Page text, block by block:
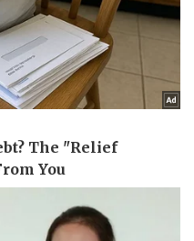
Thị trường
Giá vàng
Tiêu dùng
Chứng khoán
Giá cà phê